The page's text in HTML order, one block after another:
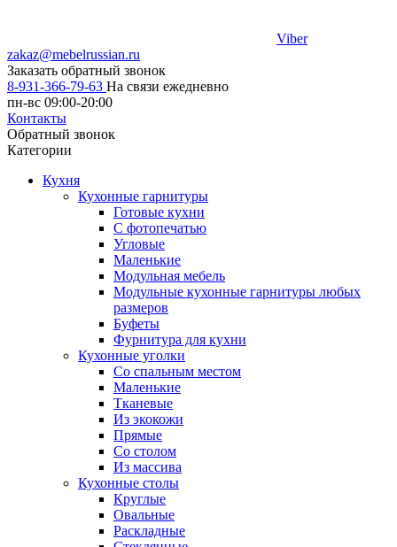
Viber
zakaz@mebelrussian.ru
Заказать обратный звонок
8-931-366-79-63 На связи ежедневно
пн-вс 09:00-20:00
Контакты
Обратный звонок
Категории
Кухня
Кухонные гарнитуры
Готовые кухни
С фотопечатью
Угловые
Маленькие
Модульная мебель
Модульные кухонные гарнитуры любых
размеров
Буфеты
Фурнитура для кухни
Кухонные уголки
Со спальным местом
Маленькие
Тканевые
Из экокожи
Прямые
Со столом
Из массива
Кухонные столы
Круглые
Овальные
Раскладные